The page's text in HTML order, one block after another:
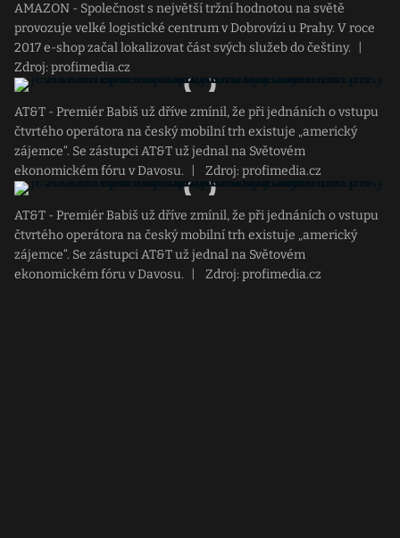
AMAZON - Společnost s největší tržní hodnotou na světě
provozuje velké logistické centrum v Dobrovízi u Prahy. V roce
2017 e-shop začal lokalizovat část svých služeb do češtiny.
Zdroj: profimedia.cz
AT&T - Premiér Babiš už dříve zmínil, že při jednáních o vstupu
čtvrtého operátora na český mobilní trh existuje „americký
zájemce“. Se zástupci AT&T už jednal na Světovém
ekonomickém fóru v Davosu.
Zdroj: profimedia.cz
AT&T - Premiér Babiš už dříve zmínil, že při jednáních o vstupu
čtvrtého operátora na český mobilní trh existuje „americký
zájemce“. Se zástupci AT&T už jednal na Světovém
ekonomickém fóru v Davosu.
Zdroj: profimedia.cz